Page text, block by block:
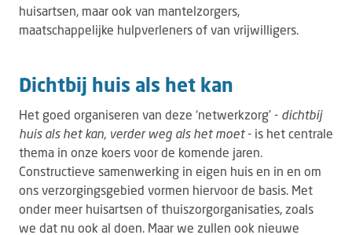
huisartsen, maar ook van mantelzorgers,
maatschappelijke hulpverleners of van vrijwilligers.
Dichtbij huis als het kan
Het goed organiseren van deze ‘netwerkzorg’ - dichtbij
huis als het kan, verder weg als het moet- is het centrale
thema in onze koers voor de komende jaren.
Constructieve samenwerking in eigen huis en in en om
ons verzorgingsgebied vormen hiervoor de basis. Met
onder meer huisartsen of thuiszorgorganisaties, zoals
we dat nu ook al doen. Maar we zullen ook nieuwe